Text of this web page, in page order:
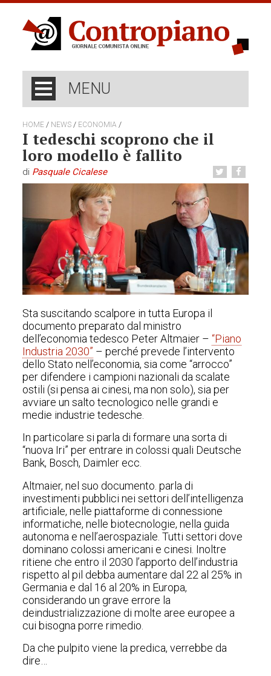
MENU
HOME / NEWS / ECONOMIA /
I tedeschi scoprono che il
loro modello è fallito
di Pasquale Cicalese
Sta suscitando scalpore in tutta Europa il
documento preparato dal ministro
dell’economia tedesco Peter Altmaier –“Piano
Industria 2030” – perché prevede l’intervento
dello Stato nell’economia, sia come “arrocco”
per difendere i campioni nazionali da scalate
ostili (si pensa ai cinesi, ma non solo), sia per
avviare un salto tecnologico nelle grandi e
medie industrie tedesche.
In particolare si parla di formare una sorta di
“nuova Iri” per entrare in colossi quali Deutsche
Bank, Bosch, Daimler ecc.
Altmaier, nel suo documento. parla di
investimenti pubblici nei settori dell’intelligenza
artificiale, nelle piattaforme di connessione
informatiche, nelle biotecnologie, nella guida
autonoma e nell’aerospaziale. Tutti settori dove
dominano colossi americani e cinesi. Inoltre
ritiene che entro il 2030 l’apporto dell’industria
rispetto al pil debba aumentare dal 22 al 25% in
Germania e dal 16 al 20% in Europa,
considerando un grave errore la
deindustrializzazione di molte aree europee a
cui bisogna porre rimedio.
Da che pulpito viene la predica, verrebbe da
dire…